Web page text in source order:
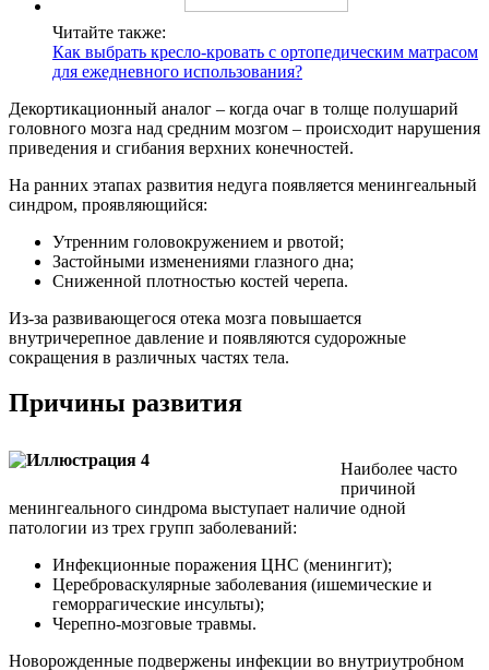
Читайте также:
Как выбрать кресло-кровать с ортопедическим матрасом
для ежедневного использования?
Декортикационный аналог – когда очаг в толще полушарий
головного мозга над средним мозгом – происходит нарушения
приведения и сгибания верхних конечностей.
На ранних этапах развития недуга появляется менингеальный
синдром, проявляющийся:
Утренним головокружением и рвотой;
Застойными изменениями глазного дна;
Сниженной плотностью костей черепа.
Из-за развивающегося отека мозга повышается
внутричерепное давление и появляются судорожные
сокращения в различных частях тела.
Причины развития
Наиболее часто
причиной
менингеального синдрома выступает наличие одной
патологии из трех групп заболеваний:
Инфекционные поражения ЦНС (менингит);
Цереброваскулярные заболевания (ишемические и
геморрагические инсульты);
Черепно-мозговые травмы.
Новорожденные подвержены инфекции во внутриутробном